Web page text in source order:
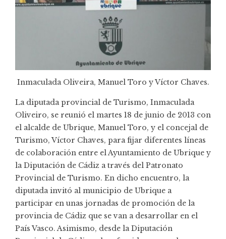
Inmaculada Oliveira, Manuel Toro y Víctor Chaves.
La diputada provincial de Turismo, Inmaculada
Oliveiro, se reunió el martes 18 de junio de 2013 con
el alcalde de Ubrique, Manuel Toro, y el concejal de
Turismo, Víctor Chaves, para fijar diferentes líneas
de colaboración entre el Ayuntamiento de Ubrique y
la Diputación de Cádiz a través del Patronato
Provincial de Turismo. En dicho encuentro, la
diputada invitó al municipio de Ubrique a
participar en unas jornadas de promoción de la
provincia de Cádiz que se van a desarrollar en el
País Vasco. Asimismo, desde la Diputación